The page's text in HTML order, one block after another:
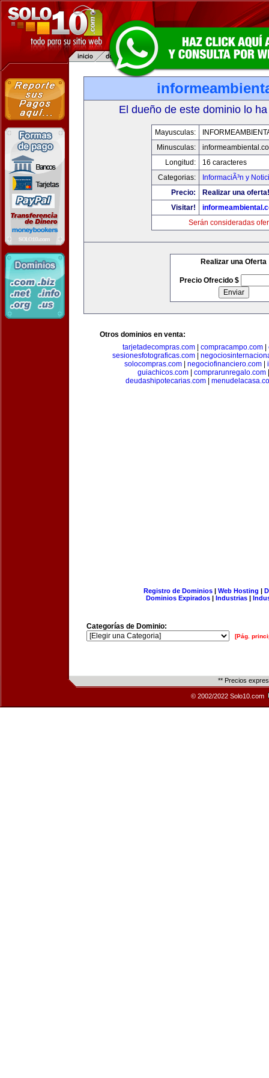
El dueño de este dominio lo
Mayusculas:
Minusculas:
Longitud:
16 caracteres
Categorias:
InformaciÃ³n y
Precio:
Realizar una oferta!
Visitar!
Serán consideradas
Realizar una Oferta
Precio Ofrecido $
Otros dominios en venta:
tarjetadecompras.com
compracampo.com
sesionesfotograficas.com
solocompras.com| negociofinanciero.com|
guiachicos.com
comprarunregalo.com
deudashipotecarias.com|
Registro de Dominios| Web Hosting |
Dominios Expirados | Industrias |
Categorías de Dominio:
[Pág.
** Precios
© 2002/2022 Solo10.com